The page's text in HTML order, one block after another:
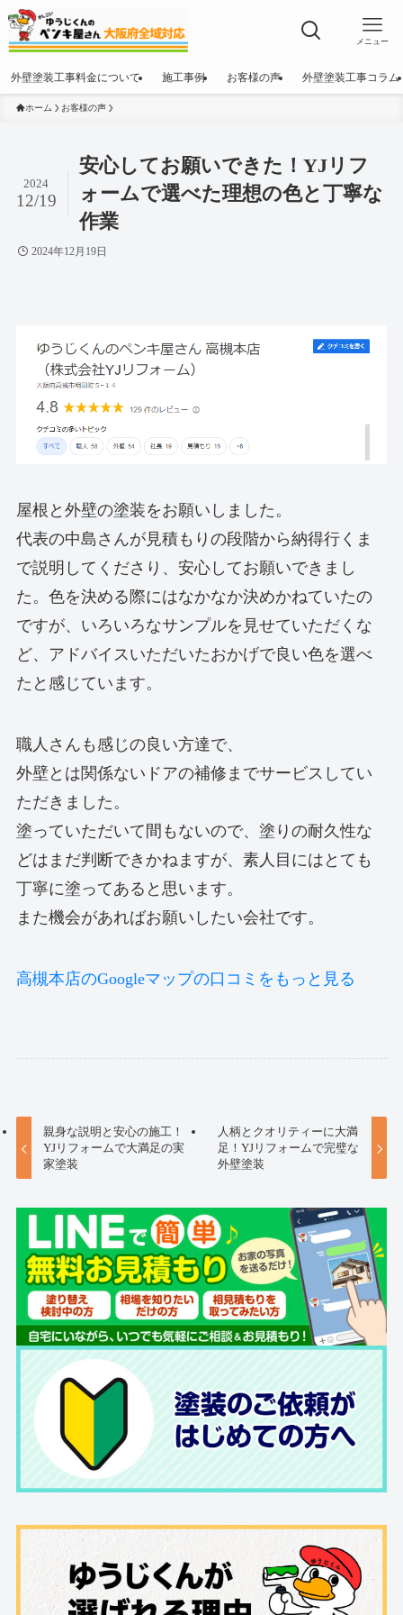
メニュー
外壁塗装工事料金について 施工事例 お客様の声 外壁塗装工事コラム
ホーム お客様の声
安心してお願いできた！YJリフ
ォームで選べた理想の色と丁寧な
作業
2024
12/19
2024年12月19日
屋根と外壁の塗装をお願いしました。
代表の中島さんが見積もりの段階から納得行くま
で説明してくださり、安心してお願いできまし
た。色を決める際にはなかなか決めかねていたの
ですが、いろいろなサンプルを見せていただくな
ど、アドバイスいただいたおかげで良い色を選べ
たと感じています。
職人さんも感じの良い方達で、
外壁とは関係ないドアの補修までサービスしてい
ただきました。
塗っていただいて間もないので、塗りの耐久性な
どはまだ判断できかねますが、素人目にはとても
丁寧に塗ってあると思います。
また機会があればお願いしたい会社です。
高槻本店のGoogleマップの口コミをもっと見る
親身な説明と安心の施工！
YJリフォームで大満足の実
家塗装
人柄とクオリティーに大満
足！YJリフォームで完璧な
外壁塗装